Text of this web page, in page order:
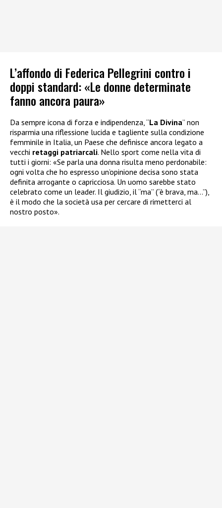
L’affondo di Federica Pellegrini contro i
doppi standard: «Le donne determinate
fanno ancora paura»
Da sempre icona di forza e indipendenza, “La Divina” non
risparmia una riflessione lucida e tagliente sulla condizione
femminile in Italia, un Paese che definisce ancora legato a
vecchi retaggi patriarcali. Nello sport come nella vita di
tutti i giorni: «Se parla una donna risulta meno perdonabile:
ogni volta che ho espresso un’opinione decisa sono stata
definita arrogante o capricciosa. Un uomo sarebbe stato
celebrato come un leader. Il giudizio, il “ma” (“è brava, ma…”),
è il modo che la società usa per cercare di rimetterci al
nostro posto».